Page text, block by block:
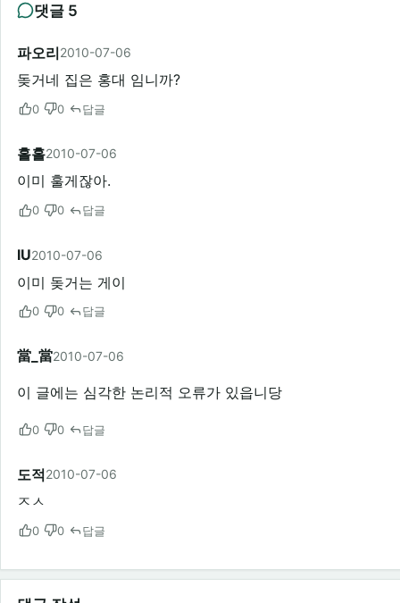
댓글 5
파오리2010-07-06
돚거네 집은 홍대 임니까?
0 0 답글
홀홀2010-07-06
이미 훌게잖아.
0 0 답글
IU2010-07-06
이미 돚거는 게이
0 0 답글
當_當2010-07-06
이 글에는 심각한 논리적 오류가 있읍니당
0 0 답글
도적2010-07-06
ㅈㅅ
0 0 답글